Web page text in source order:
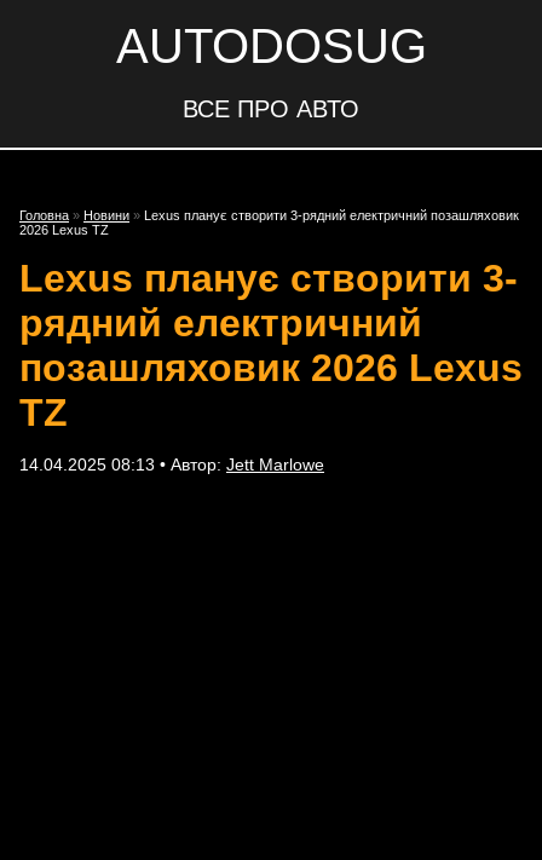
AUTODOSUG
ВСЕ ПРО АВТО
Головна » Новини » Lexus планує створити 3-рядний електричний позашляховик
2026 Lexus TZ
Lexus планує створити 3-
рядний електричний
позашляховик 2026 Lexus
TZ
14.04.2025 08:13 • Автор: Jett Marlowe